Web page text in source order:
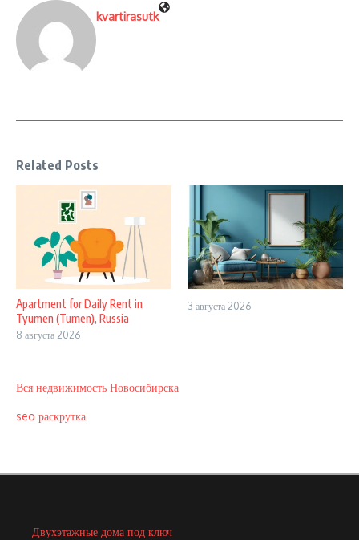
kvartirasutk
Related Posts
Apartment for Daily Rent in
Tyumen (Tumen), Russia
8 августа 2026
3 августа 2026
Вся недвижимость Новосибирска
seo раскрутка
Двухэтажные дома под ключ